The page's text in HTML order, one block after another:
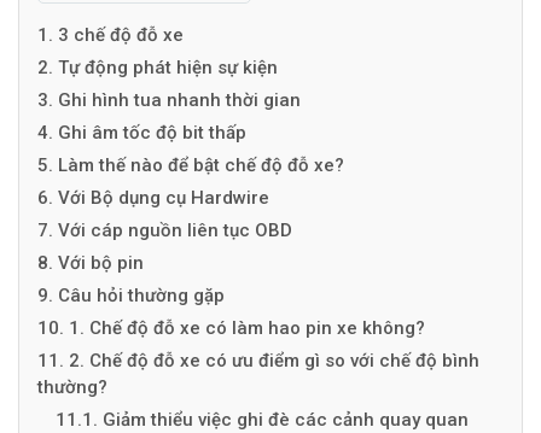
1. 3 chế độ đỗ xe
2. Tự động phát hiện sự kiện
3. Ghi hình tua nhanh thời gian
4. Ghi âm tốc độ bit thấp
5. Làm thế nào để bật chế độ đỗ xe?
6. Với Bộ dụng cụ Hardwire
7. Với cáp nguồn liên tục OBD
8. Với bộ pin
9. Câu hỏi thường gặp
10. 1. Chế độ đỗ xe có làm hao pin xe không?
11. 2. Chế độ đỗ xe có ưu điểm gì so với chế độ bình
thường?
11.1. Giảm thiểu việc ghi đè các cảnh quay quan